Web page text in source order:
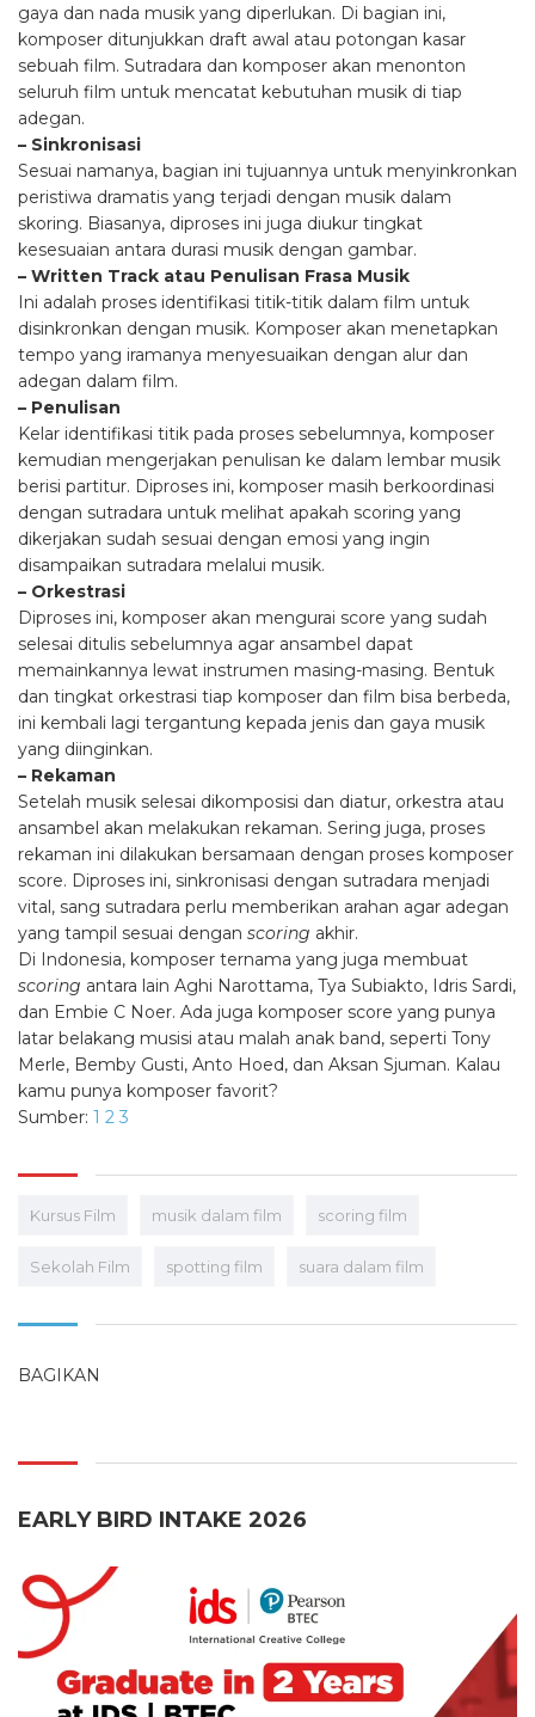
gaya dan nada musik yang diperlukan. Di bagian ini,
komposer ditunjukkan draft awal atau potongan kasar
sebuah film. Sutradara dan komposer akan menonton
seluruh film untuk mencatat kebutuhan musik di tiap
adegan.
– Sinkronisasi
Sesuai namanya, bagian ini tujuannya untuk menyinkronkan
peristiwa dramatis yang terjadi dengan musik dalam
skoring. Biasanya, diproses ini juga diukur tingkat
kesesuaian antara durasi musik dengan gambar.
– Written Track atau Penulisan Frasa Musik
Ini adalah proses identifikasi titik-titik dalam film untuk
disinkronkan dengan musik. Komposer akan menetapkan
tempo yang iramanya menyesuaikan dengan alur dan
adegan dalam film.
– Penulisan
Kelar identifikasi titik pada proses sebelumnya, komposer
kemudian mengerjakan penulisan ke dalam lembar musik
berisi partitur. Diproses ini, komposer masih berkoordinasi
dengan sutradara untuk melihat apakah scoring yang
dikerjakan sudah sesuai dengan emosi yang ingin
disampaikan sutradara melalui musik.
– Orkestrasi
Diproses ini, komposer akan mengurai score yang sudah
selesai ditulis sebelumnya agar ansambel dapat
memainkannya lewat instrumen masing-masing. Bentuk
dan tingkat orkestrasi tiap komposer dan film bisa berbeda,
ini kembali lagi tergantung kepada jenis dan gaya musik
yang diinginkan.
– Rekaman
Setelah musik selesai dikomposisi dan diatur, orkestra atau
ansambel akan melakukan rekaman. Sering juga, proses
rekaman ini dilakukan bersamaan dengan proses komposer
score. Diproses ini, sinkronisasi dengan sutradara menjadi
vital, sang sutradara perlu memberikan arahan agar adegan
yang tampil sesuai dengan scoring akhir.
Di Indonesia, komposer ternama yang juga membuat
scoring antara lain Aghi Narottama, Tya Subiakto, Idris Sardi,
dan Embie C Noer. Ada juga komposer score yang punya
latar belakang musisi atau malah anak band, seperti Tony
Merle, Bemby Gusti, Anto Hoed, dan Aksan Sjuman. Kalau
kamu punya komposer favorit?
Sumber: 1 2 3
Kursus Film musik dalam film scoring film
Sekolah Film spotting film suara dalam film
BAGIKAN
EARLY BIRD INTAKE 2026